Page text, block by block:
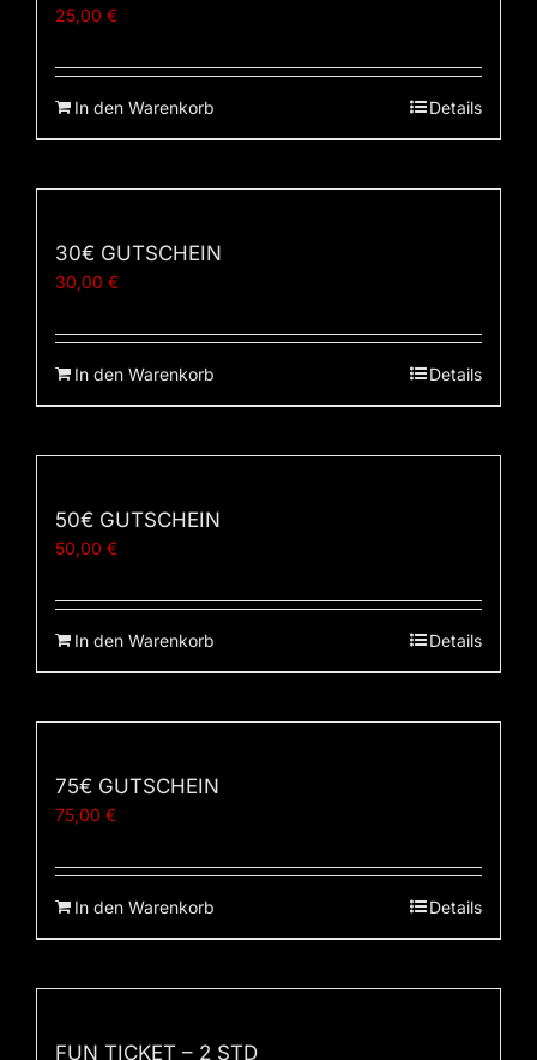
25,00 €
In den Warenkorb Details
30€ GUTSCHEIN
30,00 €
In den Warenkorb Details
50€ GUTSCHEIN
50,00 €
In den Warenkorb Details
75€ GUTSCHEIN
75,00 €
In den Warenkorb Details
FUN TICKET – 2 STD